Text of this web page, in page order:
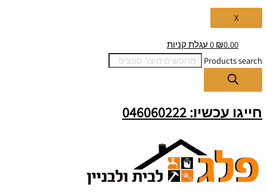
X
₪0.00
0 עגלת קניות
Products search
חייגו עכשיו: 046060222